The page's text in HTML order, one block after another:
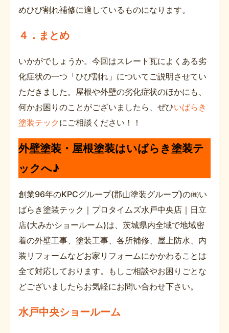
めひび割れ補修に適しているものになります。
４．まとめ
いかがでしょうか。今回はスレート瓦によくある劣
化症状の一つ「ひび割れ」についてご説明させてい
ただきました。屋根や外壁の劣化症状のほかにも、
何かお困りのことがございましたら、ぜひいばらき
塗装テック にご相談ください！！
外壁塗装・屋根塗装はいばらき塗装テ
ックへ♪
創業96年のKPCグループ(郡山塗装グループ)の㈱い
ばらき塗装テック｜プロタイムズ水戸中央店｜日立
店(大みかショールーム)は、茨城県内全域で地域密
着の外壁工事、塗装工事、各所補修、屋上防水、内
装リフォームなどお家リフォームにかかわることは
全て対応しております。もしご相談やお困りごとな
どございましたらお気軽にお問い合わせ下さい。
水戸中央ショールーム